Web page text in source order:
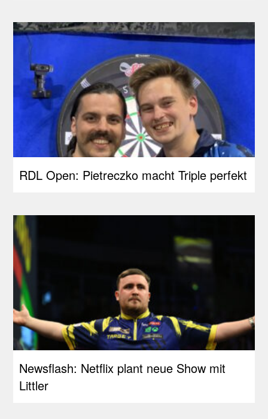
RDL Open: Pietreczko macht Triple perfekt
Newsflash: Netflix plant neue Show mit
Littler